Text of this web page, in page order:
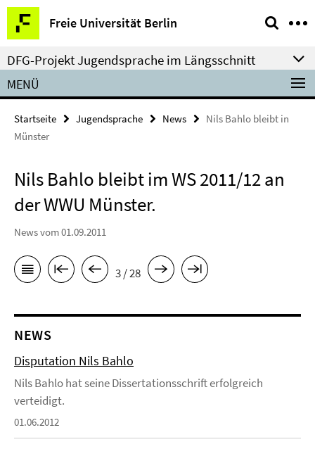
Springe
direkt
zu
Inhalt
Freie Universität Berlin
Service-
Navigation
DFG-Projekt Jugendsprache im Längsschnitt
MENÜ
Startseite Jugendsprache News
Nils Bahlo bleibt in
Münster
Nils Bahlo bleibt im WS 2011/12 an
der WWU Münster.
News vom 01.09.2011
3 / 28
NEWS
Disputation Nils Bahlo
Nils Bahlo hat seine Dissertationsschrift erfolgreich
verteidigt.
01.06.2012